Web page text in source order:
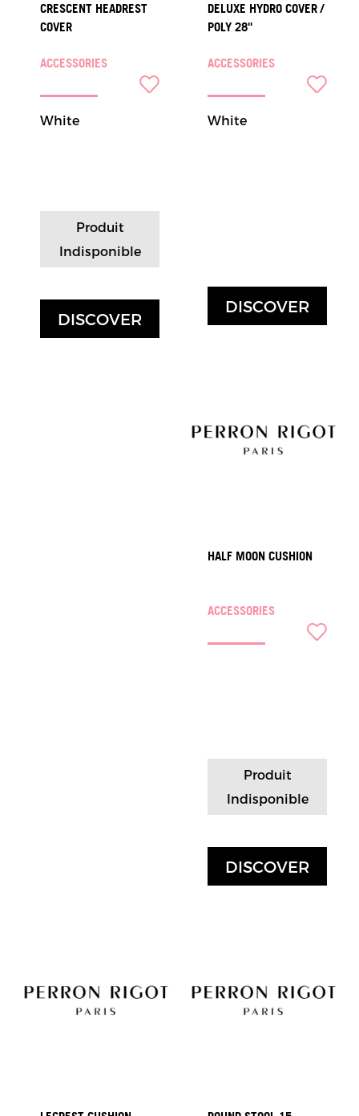
CRESCENT HEADREST
COVER
ACCESSORIES
White
Produit
Indisponible
DISCOVER
DELUXE HYDRO COVER /
POLY 28''
ACCESSORIES
White
DISCOVER
HALF MOON CUSHION
ACCESSORIES
Produit
Indisponible
DISCOVER